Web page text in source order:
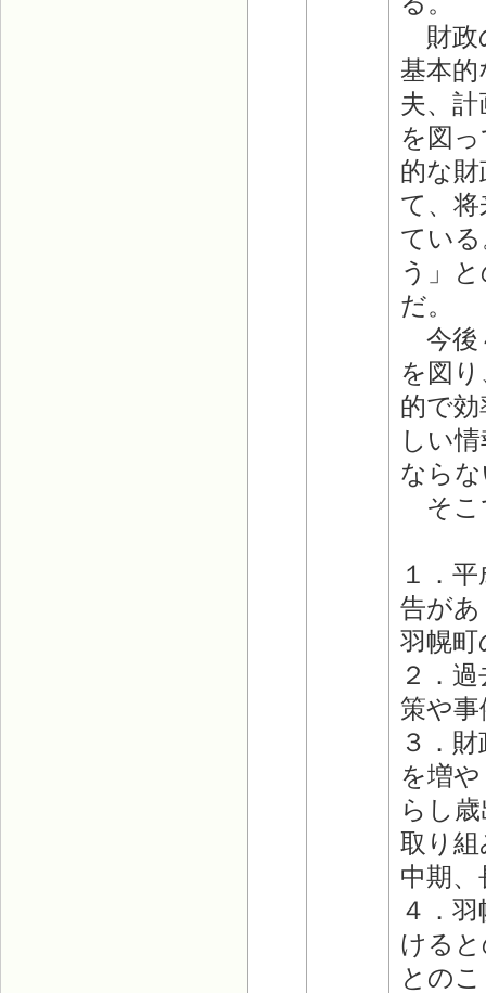
財政
基本
夫、
を図
的な
て、
てい
う」
だ。
今後
を図
的で
しい
なら
そこ
１．
告が
羽幌
２．
策や
３．
を増
らし
取り
中期
４．
ける
との